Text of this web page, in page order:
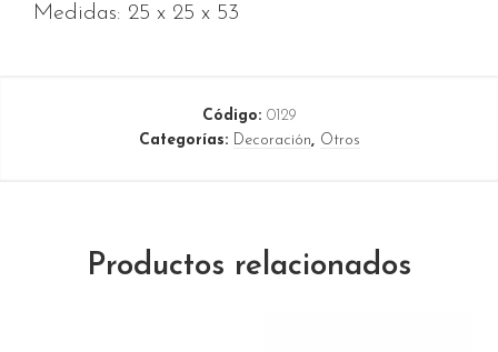
Medidas: 25 x 25 x 53
Código: 0129
Categorías: Decoración, Otros
Productos relacionados